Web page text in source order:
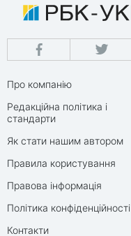
Про компанію
Редакційна політика і
стандарти
Як стати нашим автором
Правила користування
Правова інформація
Політика конфіденційності
Контакти